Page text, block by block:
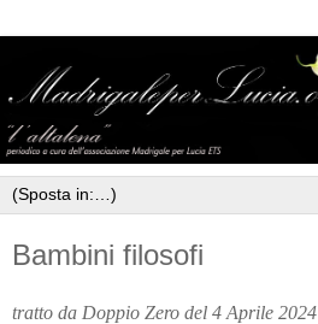
Bambini filosofi
tratto da Doppio Zero del 4 Aprile 2024